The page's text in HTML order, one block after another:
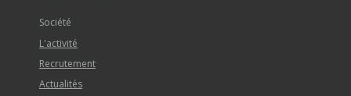
Société
L'activité
Recrutement
Actualités